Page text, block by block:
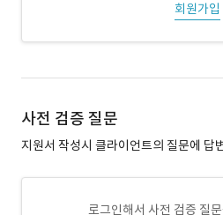
회원가입
사전 검증 질문
지원서 작성시 클라이언트의 질문에 답
로그인해서 사전 검증 질